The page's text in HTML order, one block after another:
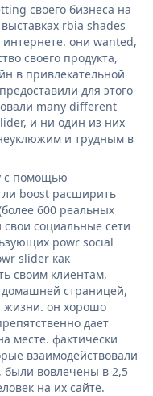
своего бизнеса на
rbia shades
интернете. они wanted,
своего продукта,
в привлекательной
для этого
many different
и ни один из них
и трудным в
с помощью
boost расширить
600 реальных
социальные сети
powr social
slider как
своим клиентам,
домашней страницей,
жизни. он хорошо
дает
месте. фактически
взаимодействовали
были вовлечены в 2,5
на их сайте.